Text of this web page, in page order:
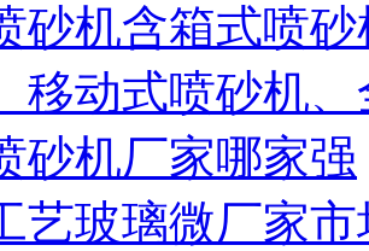
砂机含箱式喷
移动式喷砂机
砂机厂家哪家强
艺玻璃微厂家